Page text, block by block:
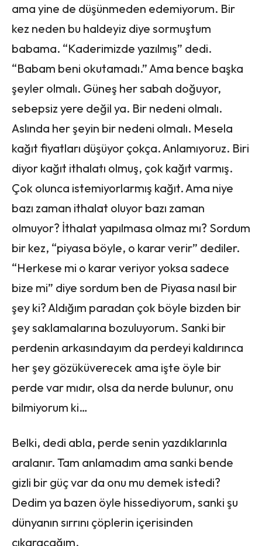
ama yine de düşünmeden edemiyorum. Bir
kez neden bu haldeyiz diye sormuştum
babama. “Kaderimizde yazılmış” dedi.
“Babam beni okutamadı.” Ama bence başka
şeyler olmalı. Güneş her sabah doğuyor,
sebepsiz yere değil ya. Bir nedeni olmalı.
Aslında her şeyin bir nedeni olmalı. Mesela
kağıt fiyatları düşüyor çokça. Anlamıyoruz. Biri
diyor kağıt ithalatı olmuş, çok kağıt varmış.
Çok olunca istemiyorlarmış kağıt. Ama niye
bazı zaman ithalat oluyor bazı zaman
olmuyor? İthalat yapılmasa olmaz mı? Sordum
bir kez, “piyasa böyle, o karar verir” dediler.
“Herkese mi o karar veriyor yoksa sadece
bize mi” diye sordum ben de Piyasa nasıl bir
şey ki? Aldığım paradan çok böyle bizden bir
şey saklamalarına bozuluyorum. Sanki bir
perdenin arkasındayım da perdeyi kaldırınca
her şey gözüküverecek ama işte öyle bir
perde var mıdır, olsa da nerde bulunur, onu
bilmiyorum ki…
Belki, dedi abla, perde senin yazdıklarınla
aralanır. Tam anlamadım ama sanki bende
gizli bir güç var da onu mu demek istedi?
Dedim ya bazen öyle hissediyorum, sanki şu
dünyanın sırrını çöplerin içerisinden
çıkaracağım.